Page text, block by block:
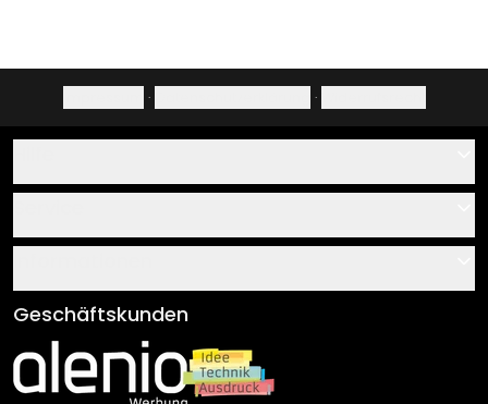
· ·
Über uns
Klebe- und Montageanleitungen
Newsletter An-/Abmeldung
AGB
Impressum
Versand & Zahlung
Geschäftskunden